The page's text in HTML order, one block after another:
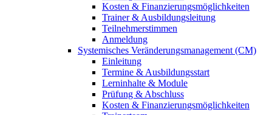
Kosten & Finanzierungsmöglichkeiten
Trainer & Ausbildungsleitung
Teilnehmerstimmen
Anmeldung
Systemisches Veränderungsmanagement (CM)
Einleitung
Termine & Ausbildungsstart
Lerninhalte & Module
Prüfung & Abschluss
Kosten & Finanzierungsmöglichkeiten